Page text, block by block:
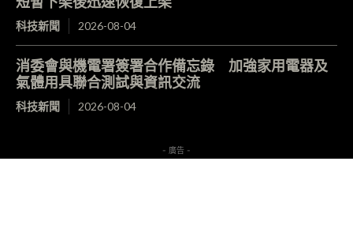
科技新聞 2026-08-04
消委會與機電署簽署合作備忘錄 加強家用電器及
氣體用具聯合測試與資訊交流
科技新聞 2026-08-04
- 廣告 -